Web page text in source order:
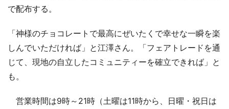
で配布する。
「神様のチョコレートで最高にぜいたくで幸せな一瞬を楽
しんでいただければ」と江澤さん。「フェアトレードを通
じて、現地の自立したコミュニティーを確立できれば」と
も。
営業時間は9時～21時（土曜は11時から、日曜・祝日は